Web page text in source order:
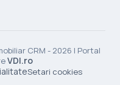
CRM - 2026 | Portal
VDI.ro
Setari cookies